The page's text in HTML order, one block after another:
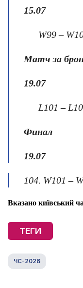
15.07
W99 –
Матч за
19.07
L101 –
Финал
19.07
104. W101 –
Вказано київський
ТЕГИ
ЧС-2026